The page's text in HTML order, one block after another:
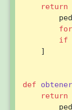
return
for
if
    ]
def
return